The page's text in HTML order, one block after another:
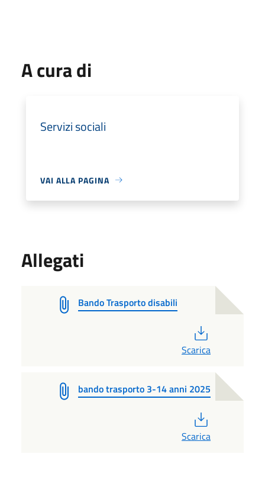
A cura di
Servizi sociali
VAI ALLA PAGINA
Allegati
Bando Trasporto disabili
Scarica
bando trasporto 3-14 anni 2025
Scarica